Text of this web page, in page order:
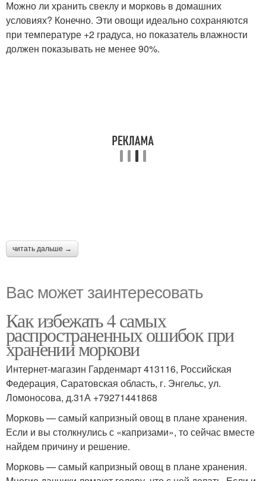
Можно ли хранить свеклу и морковь в домашних
условиях? Конечно. Эти овощи идеально сохраняются
при температуре +2 градуса, но показатель влажности
должен показывать не менее 90%.
читать дальше →
Вас может заинтересовать
Как избежать 4 самых
распространенных ошибок при
хранении моркови
Интернет-магазин Гарденмарт 413116, Российская
Федерация, Саратовская область, г. Энгельс, ул.
Ломоносова, д.31А +79271441868
Морковь — самый капризный овощ в плане хранения.
Если и вы столкнулись с «капризами», то сейчас вместе
найдем причину и решение.
Морковь — самый капризный овощ в плане хранения.